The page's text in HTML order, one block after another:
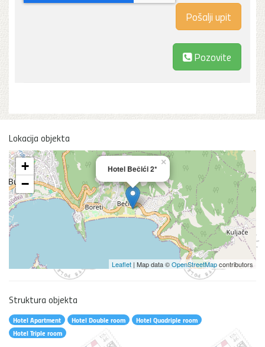
Pozovite
Lokacija objekta
Hotel Bečići 2*
×
+
−
Leaflet | Map data ©OpenStreetMapcontributors
Struktura objekta
Hotel Apartment Hotel Double room
Hotel Quadriple room
Hotel Triple room